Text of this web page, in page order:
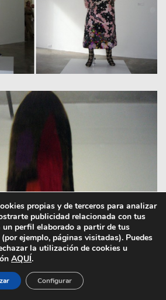
propias y de terceros para analizar
publicidad relacionada con tus
un perfil elaborado a partir de tus
ejemplo, páginas visitadas). Puedes
la utilización de cookies u
AQUÍ.
Configurar